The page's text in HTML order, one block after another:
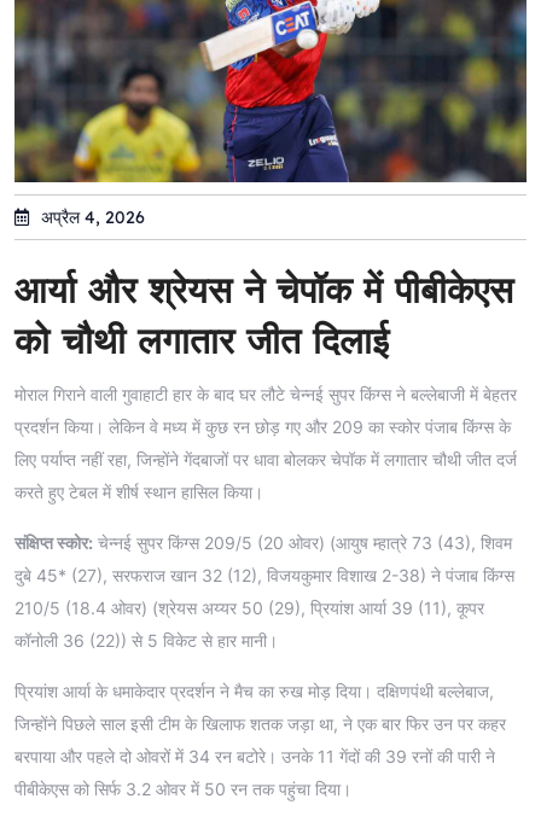
अप्रैल 4, 2026
आर्या और श्रेयस ने चेपॉक में पीबीकेएस
को चौथी लगातार जीत दिलाई
मोराल गिराने वाली गुवाहाटी हार के बाद घर लौटे चेन्नई सुपर किंग्स ने बल्लेबाजी में बेहतर
प्रदर्शन किया। लेकिन वे मध्य में कुछ रन छोड़ गए और 209 का स्कोर पंजाब किंग्स के
लिए पर्याप्त नहीं रहा, जिन्होंने गेंदबाजों पर धावा बोलकर चेपॉक में लगातार चौथी जीत दर्ज
करते हुए टेबल में शीर्ष स्थान हासिल किया।
संक्षिप्त स्कोर: चेन्नई सुपर किंग्स 209/5 (20 ओवर) (आयुष म्हात्रे 73 (43), शिवम
दुबे 45* (27), सरफराज खान 32 (12), विजयकुमार विशाख 2-38) ने पंजाब किंग्स
210/5 (18.4 ओवर) (श्रेयस अय्यर 50 (29), प्रियांश आर्या 39 (11), कूपर
कॉनोली 36 (22)) से 5 विकेट से हार मानी।
प्रियांश आर्या के धमाकेदार प्रदर्शन ने मैच का रुख मोड़ दिया। दक्षिणपंथी बल्लेबाज,
जिन्होंने पिछले साल इसी टीम के खिलाफ शतक जड़ा था, ने एक बार फिर उन पर कहर
बरपाया और पहले दो ओवरों में 34 रन बटोरे। उनके 11 गेंदों की 39 रनों की पारी ने
पीबीकेएस को सिर्फ 3.2 ओवर में 50 रन तक पहुंचा दिया।